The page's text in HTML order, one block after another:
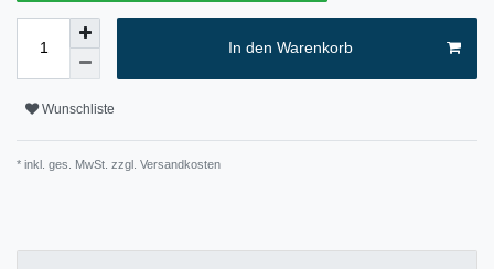
In den Warenkorb
Wunschliste
* inkl. ges. MwSt. zzgl. Versandkosten